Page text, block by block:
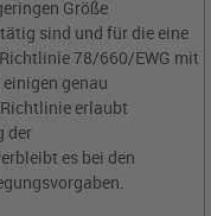
Größe
sind und für die eine
78/660/EWG mit
genau
erlaubt
der
es bei den